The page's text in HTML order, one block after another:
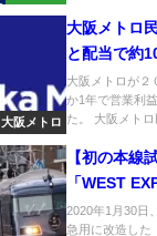
大阪メトロ
大阪メトロ
と配当で約
業利益11％
大阪メトロが２
か1年で営業利
た。 大阪メトロ
【初の本線
「WEST
る
2020年1月30日
急用に改造した